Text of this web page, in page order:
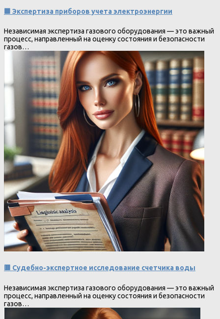
🟩 Экспертиза приборов учета электроэнергии
Независимая экспертиза газового оборудования — это важный
процесс, направленный на оценку состояния и безопасности
газов…
🟥 Судебно-экспертное исследование счетчика воды
Независимая экспертиза газового оборудования — это важный
процесс, направленный на оценку состояния и безопасности
газов…